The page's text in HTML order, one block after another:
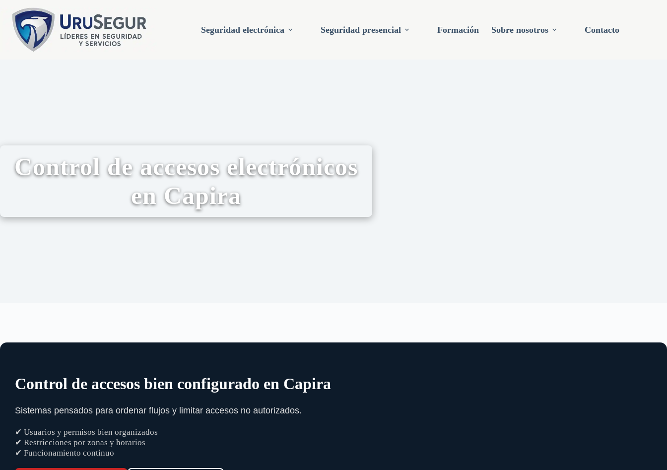
Seguridad electrónica Seguridad presencial Formación Sobre nosotros Contacto
Control de accesos electrónicos
en Capira
Control de accesos bien configurado en Capira
Sistemas pensados para ordenar flujos y limitar accesos no autorizados.
✔ Usuarios y permisos bien organizados
✔ Restricciones por zonas y horarios
✔ Funcionamiento continuo